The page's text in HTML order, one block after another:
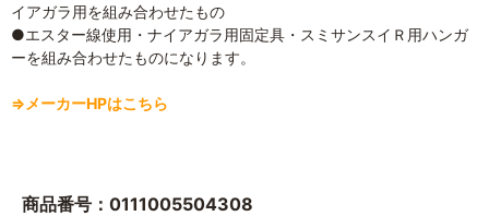
イアガラ用を組み合わせたもの
●エスター線使用・ナイアガラ用固定具・スミサンスイＲ用ハンガ
ーを組み合わせたものになります。
⇒メーカーHPはこちら
商品番号：0111005504308